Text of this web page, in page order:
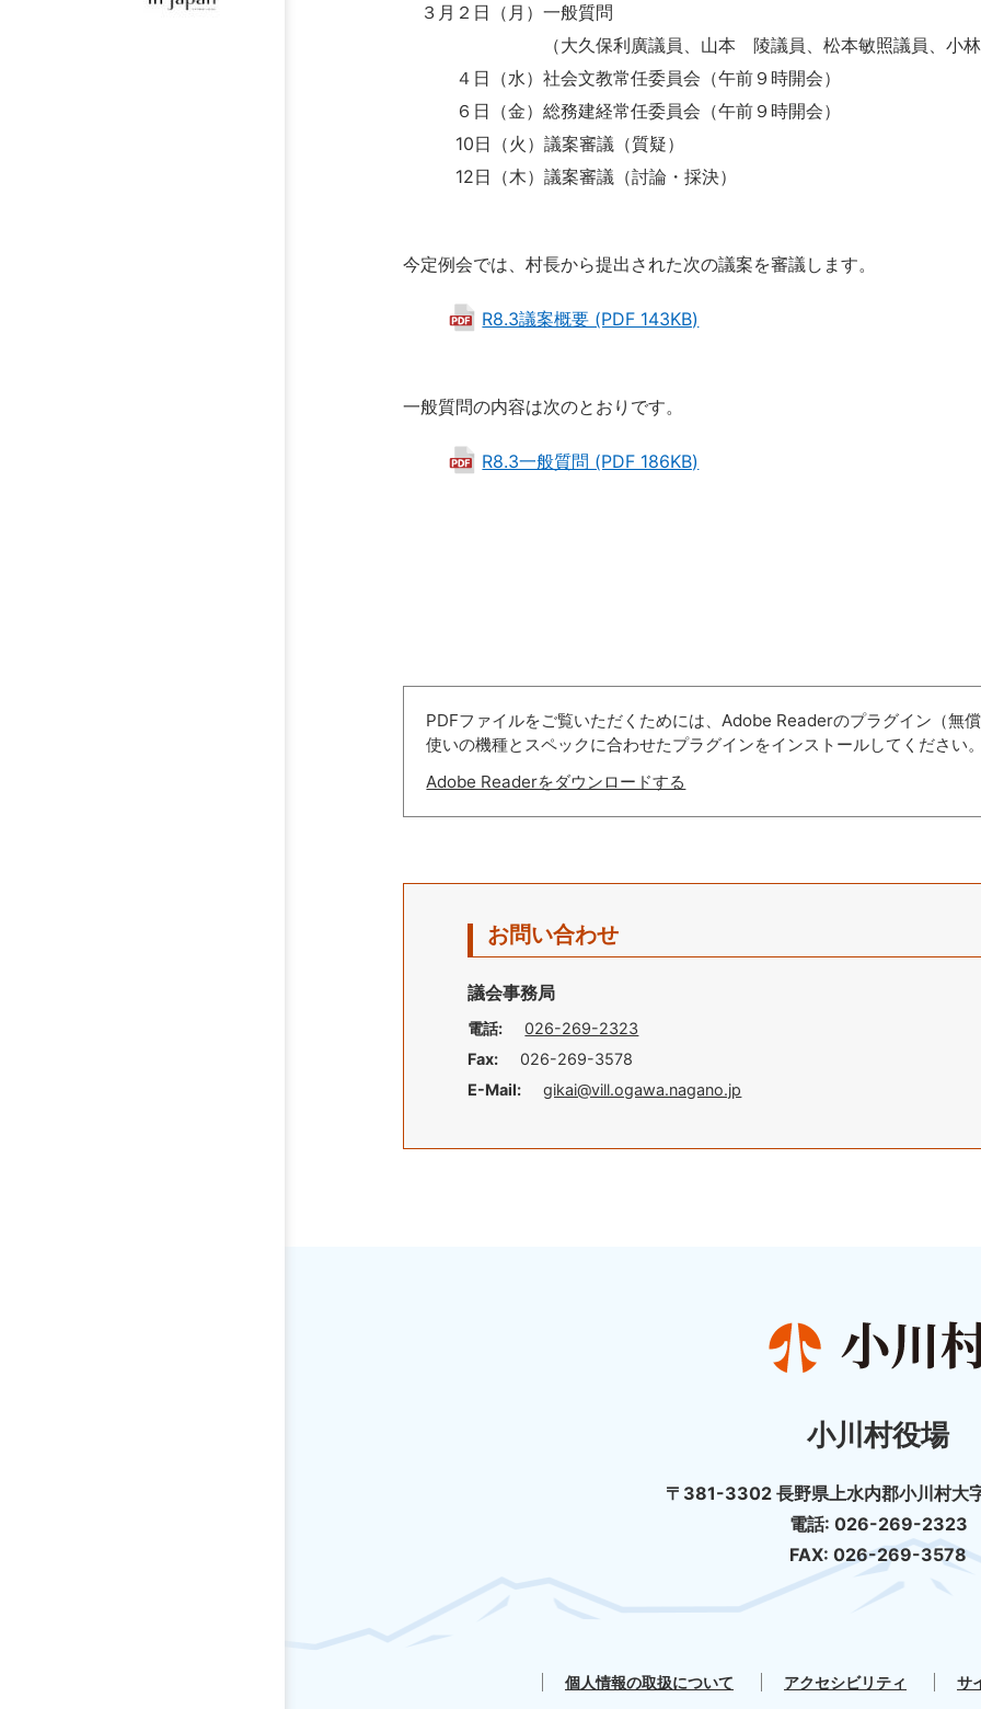
３月２日（月）一般質問
（大久保利廣議員、山本 陵議員、松本敏照議員、小林
４日（水）社会文教常任委員会（午前９時開会）
６日（金）総務建経常任委員会（午前９時開会）
10日（火）議案審議（質疑）
12日（木）議案審議（討論・採決）
今定例会では、村長から提出された次の議案を審議します。
R8.3議案概要 (PDF 143KB)
一般質問の内容は次のとおりです。
R8.3一般質問 (PDF 186KB)
PDFファイルをご覧いただくためには、Adobe Readerのプラグイン（無
使いの機種とスペックに合わせたプラグインをインストールしてください
Adobe Readerをダウンロードする
お問い合わせ
議会事務局
電話:
026-269-2323
Fax:
026-269-3578
E-Mail:
gikai@vill.ogawa.nagano.jp
小川村役場
〒381-3302 長野県上水内郡小川村
電話: 026-269-2323
FAX: 026-269-3578
個人情報の取扱について アクセシビリティ サ